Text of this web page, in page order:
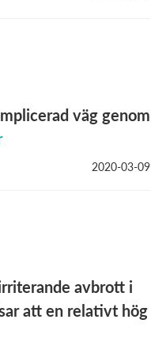
väg genom
2020-03-09
avbrott i
att en relativt hög